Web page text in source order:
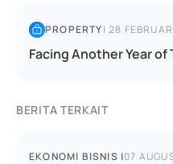
PROPERTY|28
Facing Another Year of
BERITA TERKAIT
EKONOMI BISNIS |07